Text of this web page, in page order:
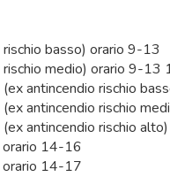
basso) orario 9-13
medio) orario 9-13
antincendio rischio
antincendio rischio
antincendio rischio
orario 14-16
orario 14-17